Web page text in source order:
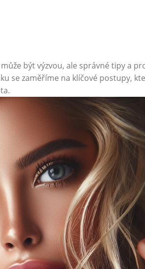
být výzvou, ale správné tipy a
se zaměříme na klíčové postupy,